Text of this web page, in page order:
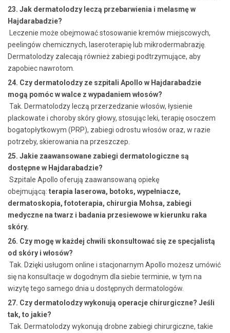
23. Jak dermatolodzy leczą przebarwienia i melasmę w
Hajdarabadzie?
Leczenie może obejmować stosowanie kremów miejscowych,
peelingów chemicznych, laseroterapię lub mikrodermabrazję.
Dermatolodzy zalecają również zabiegi podtrzymujące, aby
zapobiec nawrotom.
24. Czy dermatolodzy ze szpitali Apollo w Hajdarabadzie
mogą pomóc w walce z wypadaniem włosów?
Tak. Dermatolodzy leczą przerzedzanie włosów, łysienie
plackowate i choroby skóry głowy, stosując leki, terapię osoczem
bogatopłytkowym (PRP), zabiegi odrostu włosów oraz, w razie
potrzeby, skierowania na przeszczep.
25. Jakie zaawansowane zabiegi dermatologiczne są
dostępne w Hajdarabadzie?
Szpitale Apollo oferują zaawansowaną opiekę
obejmującą: terapia laserowa, botoks, wypełniacze,
dermatoskopia, fototerapia, chirurgia Mohsa, zabiegi
medyczne na twarz i badania przesiewowe w kierunku raka
skóry.
26. Czy mogę w każdej chwili skonsultować się ze specjalistą
od skóry i włosów?
Tak. Dzięki usługom online i stacjonarnym Apollo możesz umówić
się na konsultacje w dogodnym dla siebie terminie, w tym na
wizytę tego samego dnia u dostępnych dermatologów.
27. Czy dermatolodzy wykonują operacje chirurgiczne? Jeśli
tak, to jakie?
Tak. Dermatolodzy wykonują drobne zabiegi chirurgiczne, takie